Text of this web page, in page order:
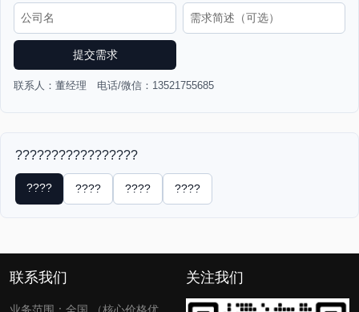
提交需求
联系人：董经理 电话/微信：13521755685
?????????????????
???? ???? ???? ????
联系我们 关注我们